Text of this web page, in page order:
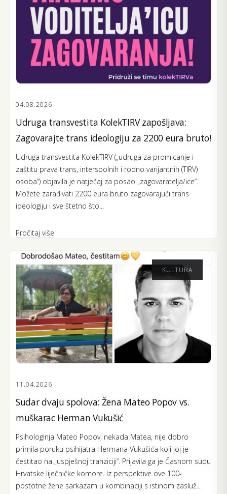
04.08.2026
Udruga transvestita KolekTIRV zapošljava:
Zagovarajte trans ideologiju za 2200 eura bruto!
Udruga transvestita KolekTIRV („udruga za promicanje i
zaštitu prava trans, interspolnih i rodno varijantnih (TIRV)
osoba“) objavila je natječaj za posao „zagovaratelja/ice“.
Možete zarađivati 2200 eura bruto zagovarajući trans
ideologiju i sve štetno što...
Pročitaj više
KULTURA
11.04.2026
Sudar dvaju spolova: Žena Mateo Popov vs.
muškarac Herman Vukušić
Psihologinja Mateo Popov, nekada Matea, nije dobro
primila poruku psihijatra Hermana Vukušića koji joj je
čestitao na „uspješnoj tranziciji“. Prijavila ga je Časnom sudu
Hrvatske liječničke komore. Iz perspektive ove 100-
postotne žene sarkazam u kombinaciji s istinom zasluž...